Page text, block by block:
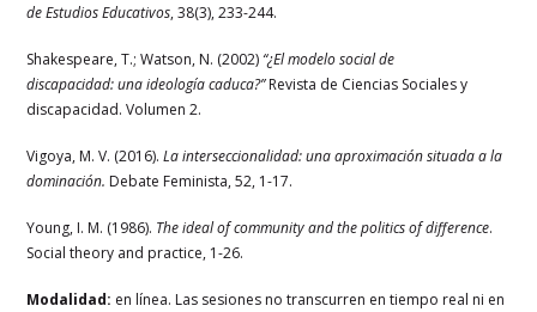
de Estudios Educativos, 38(3), 233-244.
Shakespeare, T.; Watson, N. (2002)“¿El modelo social de
discapacidad: una ideología caduca?”Revista de Ciencias Sociales y
discapacidad. Volumen 2.
Vigoya, M. V. (2016). La interseccionalidad: una aproximación situada a la
dominación. Debate Feminista, 52, 1-17.
Young, I. M. (1986). The ideal of community and the politics of difference.
Social theory and practice, 1-26.
Modalidad: en línea. Las sesiones no transcurren en tiempo real ni en